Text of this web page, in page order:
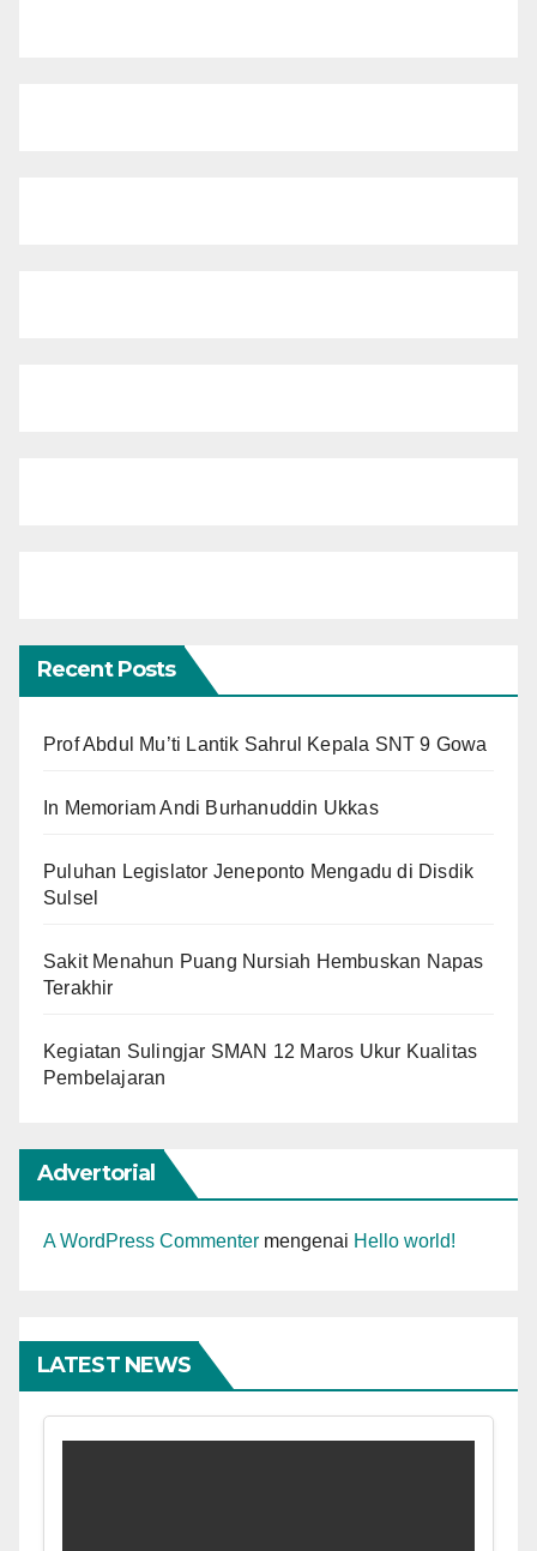
Recent Posts
Prof Abdul Mu’ti Lantik Sahrul Kepala SNT 9 Gowa
In Memoriam Andi Burhanuddin Ukkas
Puluhan Legislator Jeneponto Mengadu di Disdik
Sulsel
Sakit Menahun Puang Nursiah Hembuskan Napas
Terakhir
Kegiatan Sulingjar SMAN 12 Maros Ukur Kualitas
Pembelajaran
Advertorial
A WordPress Commenter mengenai Hello world!
LATEST NEWS